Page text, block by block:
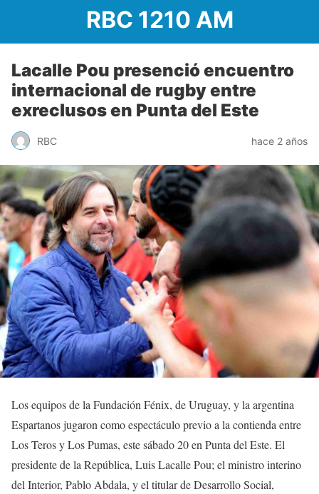
RBC 1210 AM
Lacalle Pou presenció encuentro
internacional de rugby entre
exreclusos en Punta del Este
RBC hace 2 años
Los equipos de la Fundación Fénix, de Uruguay, y la argentina
Espartanos jugaron como espectáculo previo a la contienda entre
Los Teros y Los Pumas, este sábado 20 en Punta del Este. El
presidente de la República, Luis Lacalle Pou; el ministro interino
del Interior, Pablo Abdala, y el titular de Desarrollo Social,